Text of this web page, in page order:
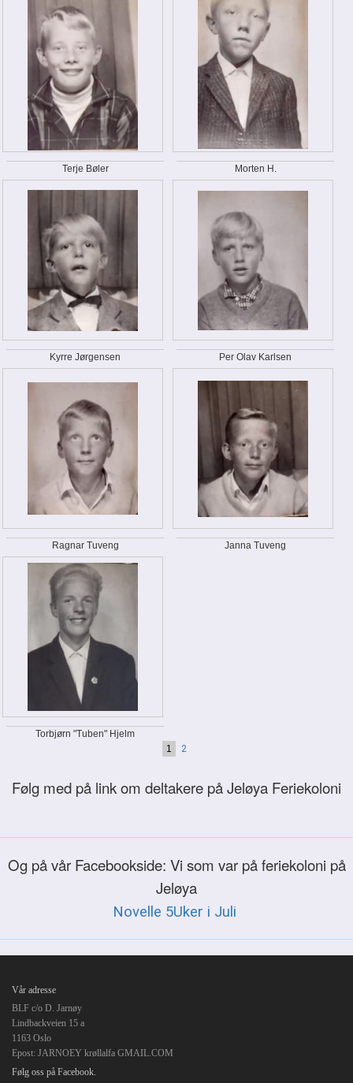
Terje Bøler Morten H.
Kyrre Jørgensen Per Olav Karlsen
Ragnar Tuveng Janna Tuveng
Torbjørn "Tuben" Hjelm
1
2
Følg med på link om deltakere på Jeløya Feriekoloni
Og på vår Facebookside: Vi som var på feriekoloni på
Jeløya
Novelle 5Uker i Juli
Vår adresse
BLF c/o D. Jarnøy
Lindbackveien 15 a
1163 Oslo
Epost: JARNOEY krøllalfa GMAIL.COM
Følg oss på Facebook.